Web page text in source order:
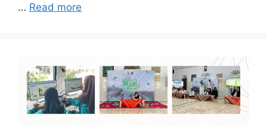
… Read more